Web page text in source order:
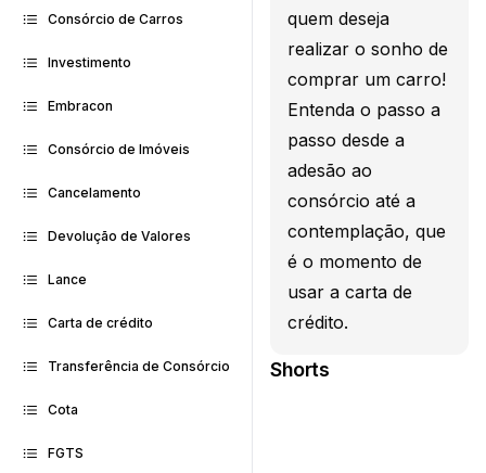
Consórcio de Carros
Investimento
Embracon
Consórcio de Imóveis
Cancelamento
Devolução de Valores
Lance
Carta de crédito
Transferência de Consórcio
Cota
FGTS
quem deseja
realizar o sonho de
comprar um carro!
Entenda o passo a
passo desde a
adesão ao
consórcio até a
contemplação, que
é o momento de
usar a carta de
crédito.
Shorts